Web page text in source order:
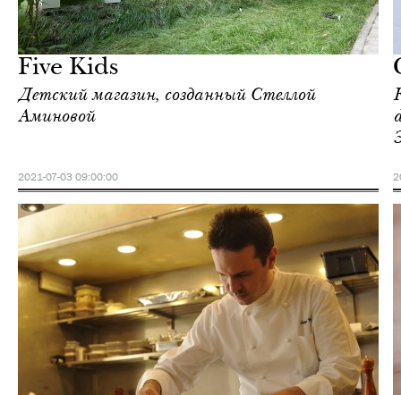
Five Kids
Детский магазин, созданный Стеллой
Аминовой
2021-07-03 09:00:00